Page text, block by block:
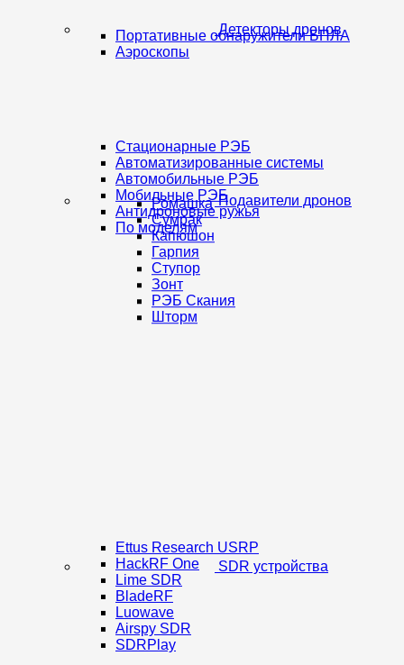
Детекторы дронов
Портативные обнаружители БПЛА
Аэроскопы
Подавители дронов
Стационарные РЭБ
Автоматизированные системы
Автомобильные РЭБ
Мобильные РЭБ
Антидроновые ружья
По моделям
Ромашка
Сумрак
Капюшон
Гарпия
Ступор
Зонт
РЭБ Скания
Шторм
SDR устройства
Ettus Research USRP
HackRF One
Lime SDR
BladeRF
Luowave
Airspy SDR
SDRPlay